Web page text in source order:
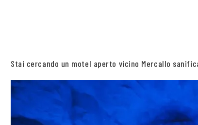
Stai cercando un motel aperto vicino Mercallo